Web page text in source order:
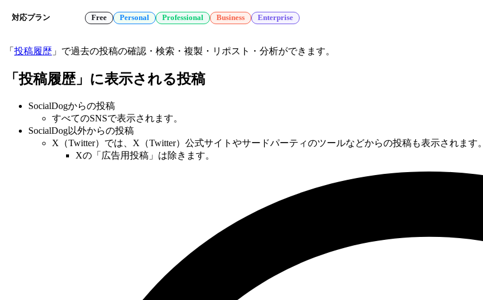
対応プラン Free Personal Professional Business Enterprise
「 投稿履歴 」で過去の投稿の確認・検索・複製・リポスト・分析ができます。
「投稿履歴」に表示される投稿
SocialDogからの投稿
すべてのSNSで表示されます。
SocialDog以外からの投稿
X（Twitter）では、X（Twitter）公式サイトやサードパーティのツールなどからの投稿も表示されます。
Xの「広告用投稿」は除きます。